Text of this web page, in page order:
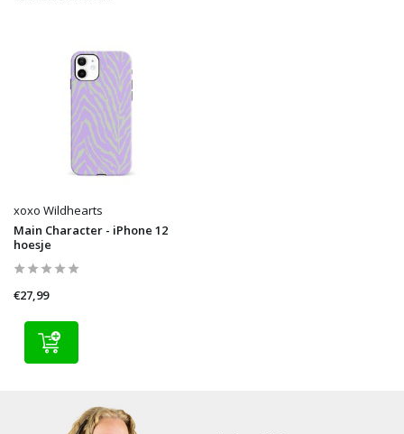
xoxo Wildhearts
Main Character - iPhone 12
hoesje
€27,99